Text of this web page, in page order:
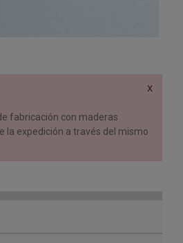
fabricación con maderas
la expedición a través del mismo
X